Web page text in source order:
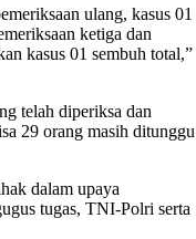
ulang, kasus 01
ketiga dan
kasus 01 sembuh total,”
telah diperiksa dan
29 orang masih ditunggu
dalam upaya
tugas, TNI-Polri serta